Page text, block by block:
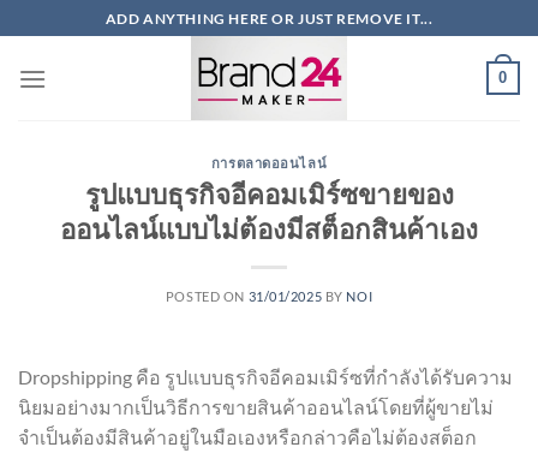
ไป
ADD ANYTHING HERE OR JUST REMOVE IT...
0
การตลาดออนไลน์
รูปแบบธุรกิจอีคอมเมิร์ซขายของ
ออนไลน์แบบไม่ต้องมีสต็อกสินค้าเอง
POSTED ON 31/01/2025 BY NOI
Dropshipping คือ รูปแบบธุรกิจอีคอมเมิร์ซที่กำลังได้รับความ
นิยมอย่างมากเป็นวิธีการขายสินค้าออนไลน์โดยที่ผู้ขายไม่
จำเป็นต้องมีสินค้าอยู่ในมือเองหรือกล่าวคือไม่ต้องสต็อก